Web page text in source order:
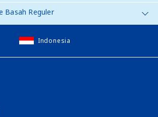
Basah Reguler
Indonesia